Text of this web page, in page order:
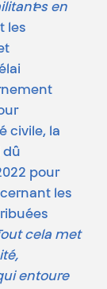
en
les
civile, la
dû
pour
les
cela met
entoure